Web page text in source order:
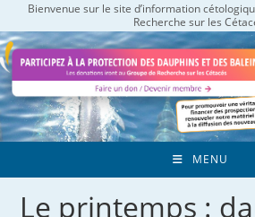
to
content
Bienvenue sur le site d’information
Recherche sur les
MENU
Le printemps :